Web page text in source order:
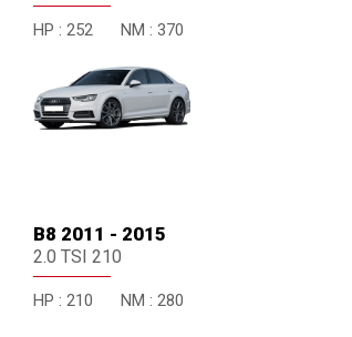
HP : 252 NM : 370
B8 2011 - 2015
2.0 TSI 210
HP : 210 NM : 280